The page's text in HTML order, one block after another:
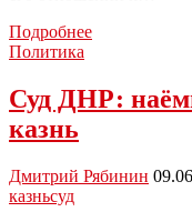
ПодробнееФСИН
отмену
моратория
казнь
Политика
Суд ДНР:
казнь
Дмитрий Рябинин
казньсуд